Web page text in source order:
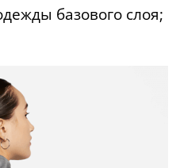
базового слоя;